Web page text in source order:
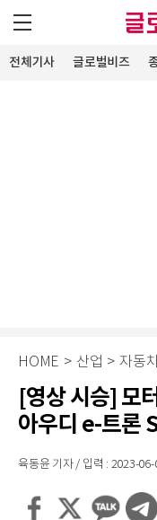
전체기사 글로벌비즈
HOME > 산업 > 자동
[영상 시승] 모
아우디 e-트론
육동윤 기자 / 입력 : 2023-06-